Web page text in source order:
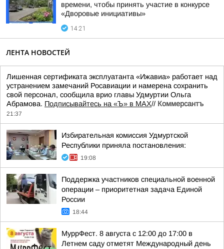
времени, чтобы принять участие в конкурсе
«Дворовые инициативы»
14:21
ЛЕНТА НОВОСТЕЙ
Лишенная сертификата эксплуатанта «Ижавиа» работает над
устранением замечаний Росавиации и намерена сохранить
свой персонал, сообщила врио главы Удмуртии Ольга
Абрамова. Подписывайтесь на «Ъ» в MAX// Коммерсантъ
21:37
Избирательная комиссия Удмуртской
Республики приняла постановления:
19:08
Поддержка участников специальной военной
операции – приоритетная задача Единой
России
18:44
МуррФест. 8 августа с 12:00 до 17:00 в
Летнем саду отметят Международный день